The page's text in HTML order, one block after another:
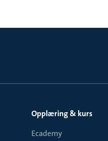
Opplæring & kurs
Ecademy